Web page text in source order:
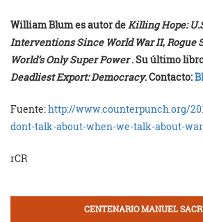
William Blum es autor deKilling Hope:
Interventions Since World War II,Rogue
World’s Only Super Power. Su último
Deadliest Export: Democracy. Contacto:
Fuente:http://www.counterpunch.org/
dont-talk-about-when-we-talk-about-
rCR
CENTENARIO MANUEL